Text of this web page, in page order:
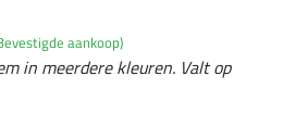
aankoop)
in meerdere kleuren. Valt op